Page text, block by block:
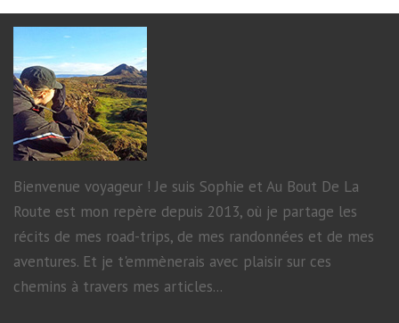
Bienvenue voyageur ! Je suis Sophie et Au Bout De La
Route est mon repère depuis 2013, où je partage les
récits de mes road-trips, de mes randonnées et de mes
aventures. Et je t'emmènerais avec plaisir sur ces
chemins à travers mes articles...